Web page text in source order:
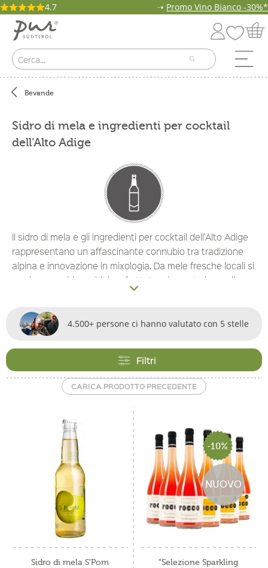
4.7 ➝ Promo Vino Bianco -30%*
Bevande
Sidro di mela e ingredienti per cocktail
dell’Alto Adige
Il sidro di mela e gli ingredienti per cocktail dell'Alto Adige
rappresentano un affascinante connubio tra tradizione
alpina e innovazione in mixologia. Da mele fresche locali si
produce un sidro acidulo e fruttato, elemento base di
molti cocktail. Gli ingredienti per i cocktail includono erbe
montane, bacche e frutti di bosco selvatici dell'Alto Adige,
aggiungendo un aroma unico. Questa categoria offre
un'immersione nel mondo dei cocktail autentici e delle
bevande alpine.
4.500+ persone ci hanno valutato con 5 stelle
Filtri
CARICA PRODOTTO PRECEDENTE
Sidro di mela S'Pom
-10%
NUOVO
"Selezione Sparkling